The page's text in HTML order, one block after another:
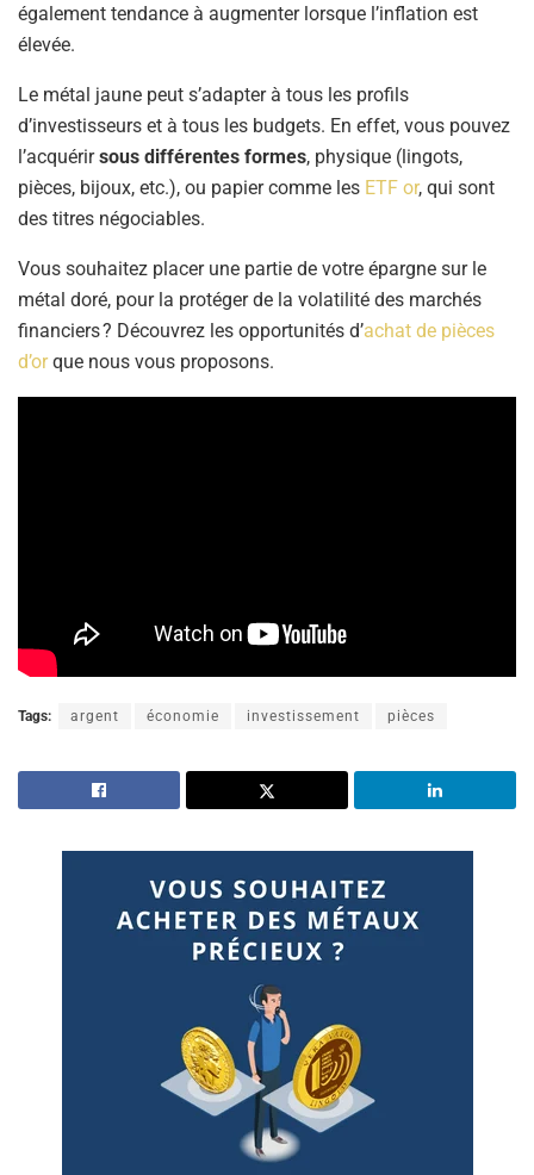
également tendance à augmenter lorsque l’inflation est
élevée.
Le métal jaune peut s’adapter à tous les profils
d’investisseurs et à tous les budgets. En effet, vous pouvez
l’acquérirsous différentes formes, physique (lingots,
pièces, bijoux, etc.), ou papier comme les ETF or, qui sont
des titres négociables.
Vous souhaitez placer une partie de votre épargne sur le
métal doré, pour la protéger de la volatilité des marchés
financiers ? Découvrez les opportunités d’achat de pièces
d’orque nous vous proposons.
Tags: argent économie investissement pièces